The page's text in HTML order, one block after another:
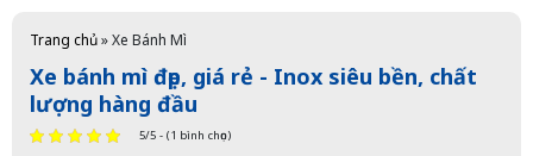
Trang chủ»Xe Bánh Mì
Xe bánh mì đẹp, giá rẻ - Inox siêu bền, chất
lượng hàng đầu
5/5 - (1 bình chọn)